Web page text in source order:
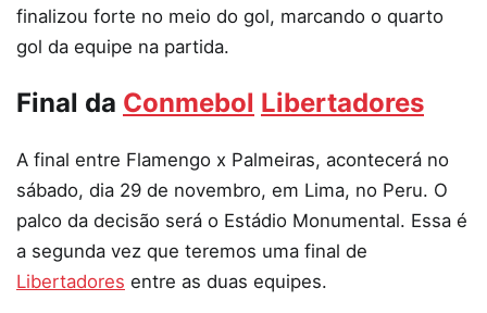
finalizou forte no meio do gol, marcando o quarto
gol da equipe na partida.
Final da Conmebol Libertadores
A final entre Flamengo x Palmeiras, acontecerá no
sábado, dia 29 de novembro, em Lima, no Peru. O
palco da decisão será o Estádio Monumental. Essa é
a segunda vez que teremos uma final de
Libertadores entre as duas equipes.